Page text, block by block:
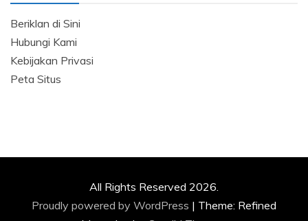
Beriklan di Sini
Hubungi Kami
Kebijakan Privasi
Peta Situs
All Rights Reserved 2026.
Proudly powered by WordPress | Theme: Refined